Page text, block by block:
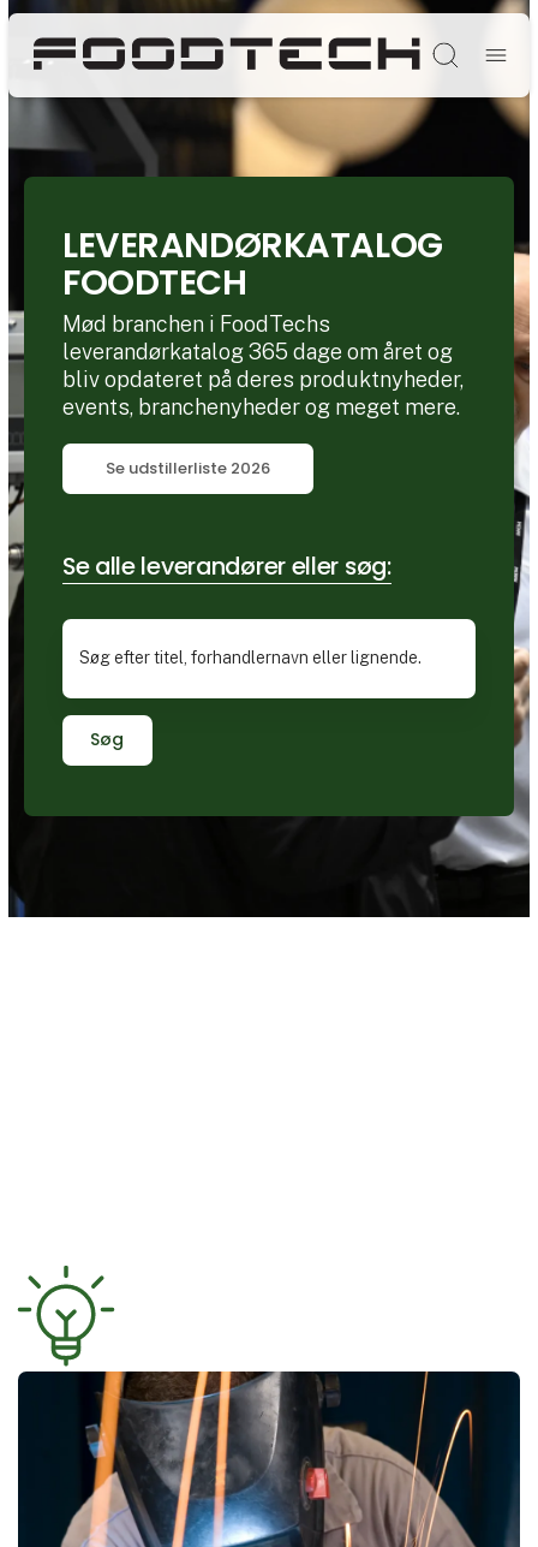
Søg
LEVERANDØRKATALOG
FOODTECH
Mød branchen i FoodTechs
leverandørkatalog 365 dage om året og
bliv opdateret på deres produktnyheder,
events, branchenyheder og meget mere.
Se udstillerliste 2026
Se alle leverandører eller søg:
Søg
Interesse­områder
FoodTech henvender sig til hele
fødevareindustrien, hvor de primære